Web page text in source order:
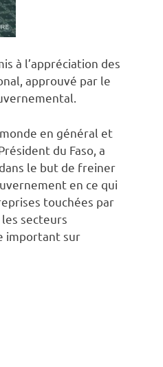
à l’appréciation des
approuvé par le
en général et
du Faso, a
le but de freiner
en ce qui
touchées par
secteurs
important sur